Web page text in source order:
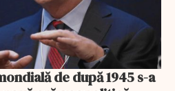
de după 1945 s-a